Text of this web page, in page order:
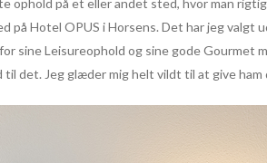
på et eller andet sted, hvor man
Hotel OPUS i Horsens. Det har jeg valgt
sine Leisureophold og sine gode Gourmet
det. Jeg glæder mig helt vildt til at give